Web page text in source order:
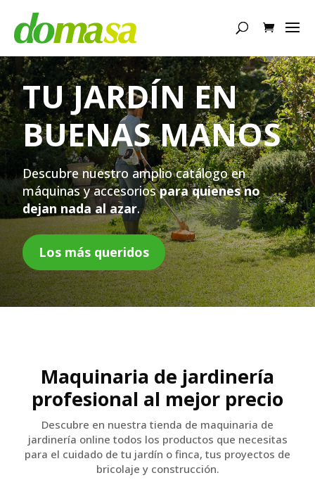
productos
Los más queridos
TU JARDÍN EN
BUENAS MANOS
Descubre nuestro amplio catálogo en
máquinas y accesoriospara quienes no
dejan nada al azar.
Maquinaria de jardinería
profesional al mejor precio
Descubre en nuestra tienda de maquinaria de
jardinería online todos los productos que necesitas
para el cuidado de tu jardín o finca, tus proyectos de
bricolaje y construcción.